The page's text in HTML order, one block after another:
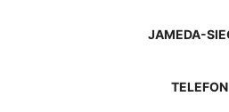
JAMEDA-
TELEFON